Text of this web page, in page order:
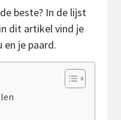
beste? In de lijst
dit artikel vind je
en je paard.